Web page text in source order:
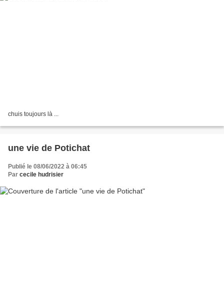
chuis toujours là ...
une vie de Potichat
Publié le 08/06/2022 à 06:45
Par cecile hudrisier